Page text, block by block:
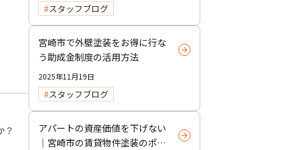
？
スタッフブログ
宮崎市で外壁塗装をお得に行な
う助成金制度の活用方法
2025年11月19日
スタッフブログ
アパートの資産価値を下げない
｜宮崎市の賃貸物件塗装のポイ